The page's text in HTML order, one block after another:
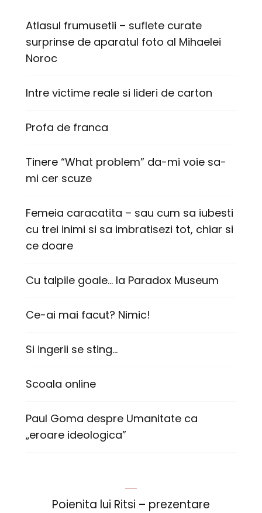
Atlasul frumusetii – suflete curate
surprinse de aparatul foto al Mihaelei
Noroc
Intre victime reale si lideri de carton
Profa de franca
Tinere “What problem” da-mi voie sa-
mi cer scuze
Femeia caracatita – sau cum sa iubesti
cu trei inimi si sa imbratisezi tot, chiar si
ce doare
Cu talpile goale… la Paradox Museum
Ce-ai mai facut? Nimic!
Si ingerii se sting…
Scoala online
Paul Goma despre Umanitate ca
„eroare ideologica”
Poienita lui Ritsi – prezentare